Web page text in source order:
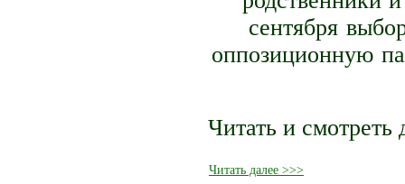
сентября
оппозиционную
Читать и смотреть
Читать далее >>>